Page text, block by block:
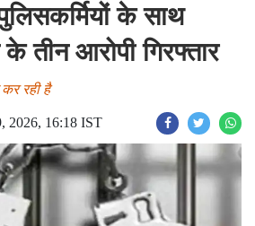
के साथ
तीन आरोपी गिरफ्तार
रही है
2026, 16:18 IST